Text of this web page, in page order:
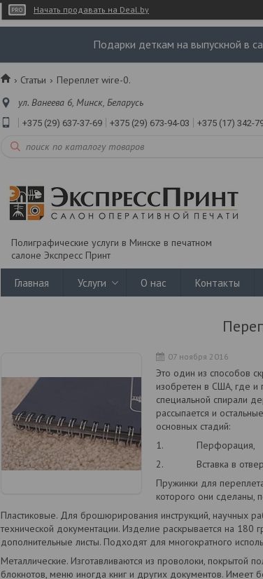
Начать продавать на Deal.by
Подарки деткам на выпускной в
Статьи
Переплет wire-0.
ул. Ванеева 6, Минск, Беларусь
+375 (29) 637-37-69 +375 (29) 673-94-03 +375 (17) 342-
Полиграфические услуги в Минске в печатном
салоне Экспресс Принт
Главная Услуги О нас Контакты
07 ноября 2016
Это один из способов
изобретен в США, где и
специальной спирали
рассыпается и
основных стадий:
1. Перфорация,
2. Вставка в
Пружинки для
которого они сделаны,
Пластиковые. Для брошюрирования инструкций, научных
технической документации. Изделие раскрывается на 180
дополнительные листы. Подходят для многократного
Металлические. Изготавливаются из проволоки, покрытой
блокнотов, меню иногда книг и других документов.